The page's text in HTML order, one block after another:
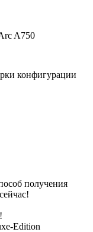
A750
конфигурации
получения
Edition